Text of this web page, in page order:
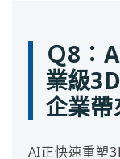
Ｑ8：
業級
企業帶
AI正快速重塑